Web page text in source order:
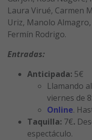
Laura Virué, Carmen
Uriz, Manolo
Fermín Rodrigo.
Entradas:
Anticipada: 5€
Llamando
viernes de
Online.
Taquilla: 7€.
espectáculo.